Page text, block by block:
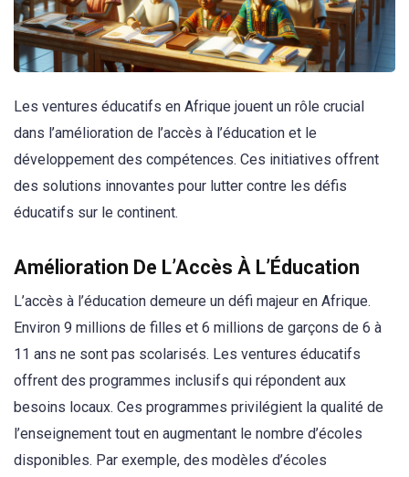
Les ventures éducatifs en Afrique jouent un rôle crucial
dans l’amélioration de l’accès à l’éducation et le
développement des compétences. Ces initiatives offrent
des solutions innovantes pour lutter contre les défis
éducatifs sur le continent.
Amélioration De L’Accès À L’Éducation
L’accès à l’éducation demeure un défi majeur en Afrique.
Environ 9 millions de filles et 6 millions de garçons de 6 à
11 ans ne sont pas scolarisés. Les ventures éducatifs
offrent des programmes inclusifs qui répondent aux
besoins locaux. Ces programmes privilégient la qualité de
l’enseignement tout en augmentant le nombre d’écoles
disponibles. Par exemple, des modèles d’écoles